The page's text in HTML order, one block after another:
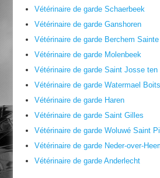
Vétérinaire de garde Schaerbeek
Vétérinaire de garde Ganshoren
Vétérinaire de garde Berchem
Vétérinaire de garde Molenbeek
Vétérinaire de garde Saint Josse ten
Vétérinaire de garde Watermael
Vétérinaire de garde Haren
Vétérinaire de garde Saint Gilles
Vétérinaire de garde Woluwé Saint
Vétérinaire de garde Neder-over-
Vétérinaire de garde Anderlecht